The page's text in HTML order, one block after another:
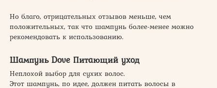
Но благо, отрицательных отзывов меньше, чем
положительных, так что шампунь более-менее можно
рекомендовать к использованию.
Шампунь Dove Питающий уход
Неплохой выбор для сухих волос.
Этот шампунь, по идее, должен питать волосы в